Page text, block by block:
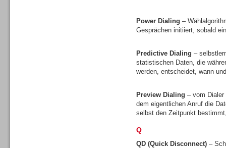
Power Dialing –
Gesprächen initiiert, sobald
Predictive Dialing –
statistischen Daten, die
werden, entscheidet, wann
Preview Dialing – vom Dialer
dem eigentlichen Anruf die
selbst den Zeitpunkt
Q
QD (Quick Disconnect) –